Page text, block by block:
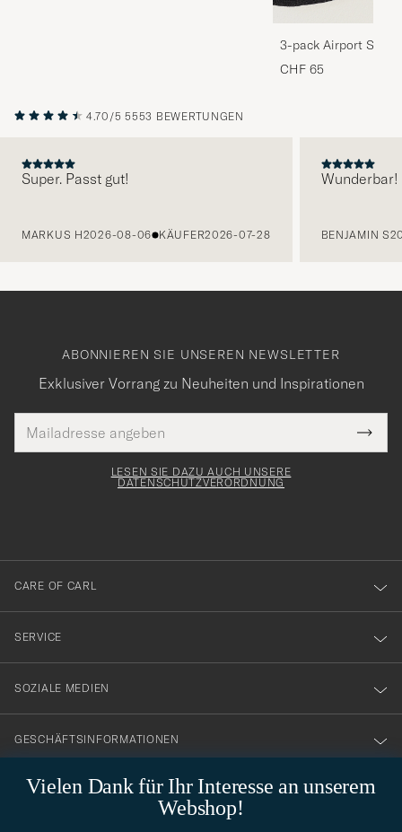
3-pack Airport
Melange
CHF 65
4.70/5 5553 BEWERTUNGEN
Super. Passt gut!
MARKUS H2026-08-06 KÄUFER2026-07-28
Wunderbar!
BENJAMIN S
Vielen Dank für Ihr Interesse an unserem
Webshop!
ABONNIEREN SIE UNSEREN NEWSLETTER
Exklusiver Vorrang zu Neuheiten und Inspirationen
Mail
Adresse
Tack
för
dig
till
vårt
nyhetsbrev!
LESEN SIE DAZU AUCH UNSERE
DATENSCHUTZVERORDNUNG
CARE OF CARL
SERVICE
SOZIALE MEDIEN
GESCHÄFTSINFORMATIONEN